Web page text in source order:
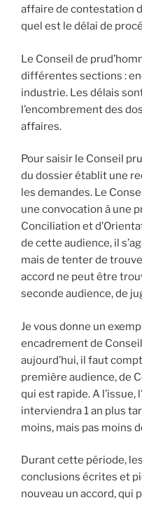
affaire de contestation
quel est le délai de
Le Conseil de
différentes sections :
industrie. Les délais
l’encombrement des
affaires.
Pour saisir le Conseil
du dossier établit une
les demandes. Le
une convocation à une
Conciliation et
de cette audience, il
mais de tenter de
accord ne peut être
seconde audience, de
Je vous donne un
encadrement de
aujourd’hui, il faut
première audience, de
qui est rapide. A l’issue,
interviendra 1 an plus
moins, mais pas moins
Durant cette période,
conclusions écrites et
nouveau un accord, qui